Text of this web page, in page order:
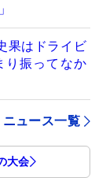
果はドライビ
り振ってなか
ニュース一覧
大会